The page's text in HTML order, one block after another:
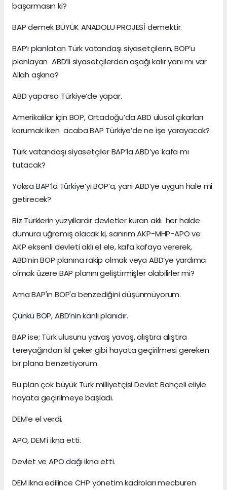
başarmasın ki?
BAP demek BÜYÜK ANADOLU PROJESİ demektir.
BAP’ı planlatan Türk vatandaşı siyasetçilerin, BOP’u
planlayan ABD’li siyasetçilerden aşağı kalır yanı mı var
Allah aşkına?
ABD yaparsa Türkiye’de yapar.
Amerikalılar için BOP, Ortadoğu’da ABD ulusal çıkarları
korumak iken acaba BAP Türkiye’de ne işe yarayacak?
Türk vatandaşı siyasetçiler BAP’la ABD’ye kafa mı
tutacak?
Yoksa BAP’la Türkiye’yi BOP’a, yani ABD’ye uygun hale mi
getirecek?
Biz Türklerin yüzyıllardır devletler kuran aklı her halde
dumura uğramış olacak ki, sanırım AKP-MHP-APO ve
AKP eksenli devleti aklı el ele, kafa kafaya vererek,
ABD’nin BOP planına rakip olmak veya ABD’ye yardımcı
olmak üzere BAP planını geliştirmişler olabilirler mi?
Ama BAP'ın BOP'a benzediğini düşünmüyorum.
Çünkü BOP, ABD’nin kanlı planıdır.
BAP ise; Türk ulusunu yavaş yavaş, alıştıra alıştıra
tereyağından kıl çeker gibi hayata geçirilmesi gereken
bir plana benzetiyorum.
Bu plan çok büyük Türk milliyetçisi Devlet Bahçeli eliyle
hayata geçirilmeye başladı.
DEM’e el verdi.
APO, DEM’i ikna etti.
Devlet ve APO dağı ikna etti.
DEM ikna edilince CHP yönetim kadroları mecburen